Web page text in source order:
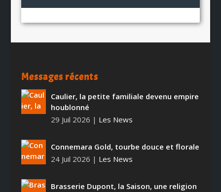
Messages récents
Caulier, la petite familiale devenu empire
houblonné
29 Juil 2026 | Les News
Connemara Gold, tourbe douce et florale
24 Juil 2026 | Les News
Brasserie Dupont, la Saison, une religion